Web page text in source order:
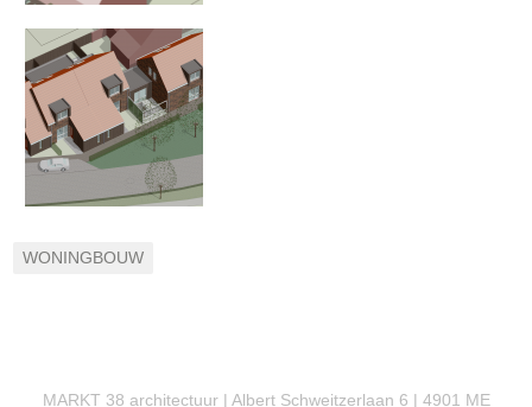
WONINGBOUW
MARKT 38 architectuur | Albert Schweitzerlaan 6 | 4901 ME